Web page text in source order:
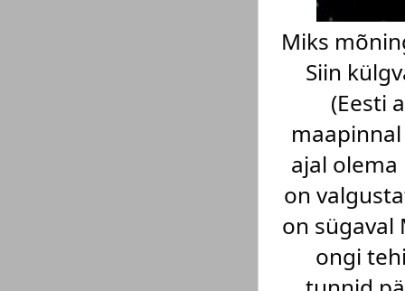
Miks
Siin
(Eesti
ajal olema
on
on sügaval
ongi